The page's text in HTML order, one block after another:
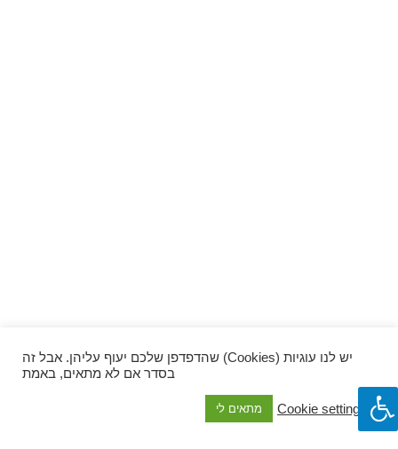
יש לנו עוגיות (Cookies) שהדפדפן שלכם יעוף עליהן. אבל זה
בסדר אם לא מתאים, באמת
Cookie settings מתאים לי